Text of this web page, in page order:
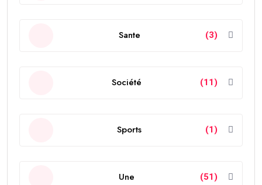
Sante (3)
Société (11)
Sports (1)
Une (51)